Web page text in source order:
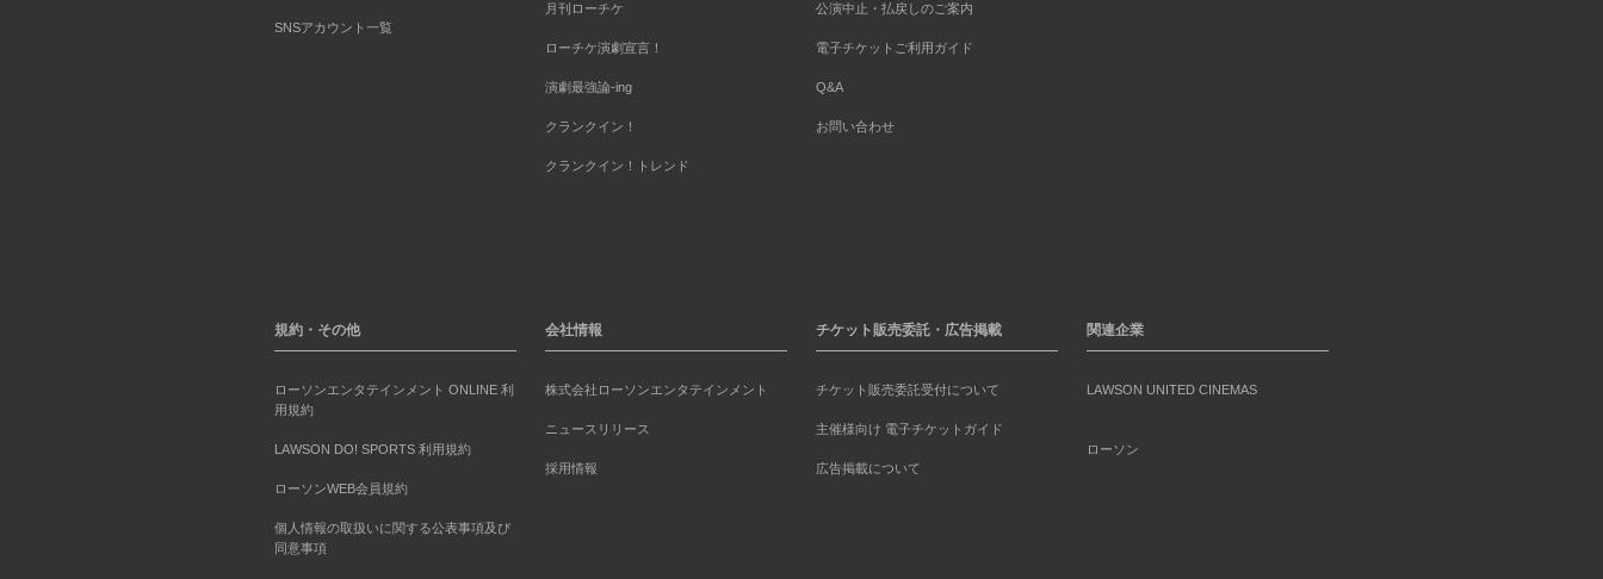
SNSアカウント一覧
月刊ローチケ
ローチケ演劇宣言！
演劇最強論-ing
クランクイン！
クランクイン！トレンド
公演中止・払戻しのご案内
電子チケットご利用ガイド
Q&A
お問い合わせ
規約・その他
ローソンエンタテインメント ONLINE 利
用規約
LAWSON DO! SPORTS 利用規約
ローソンWEB会員規約
個人情報の取扱いに関する公表事項及び
同意事項
会社情報
株式会社ローソンエンタテインメント
ニュースリリース
採用情報
チケット販売委託・広告掲載
チケット販売委託受付について
主催様向け 電子チケットガイド
広告掲載について
関連企業
LAWSON UNITED CINEMAS
ローソン